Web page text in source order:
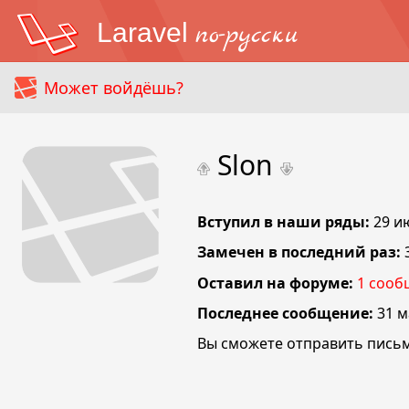
Laravel по-русски
Может войдёшь?
Slon
Вступил в наши ряды: 29
Замечен в последний раз:
Оставил на форуме: 1
Последнее сообщение: 31
Вы сможете отправить